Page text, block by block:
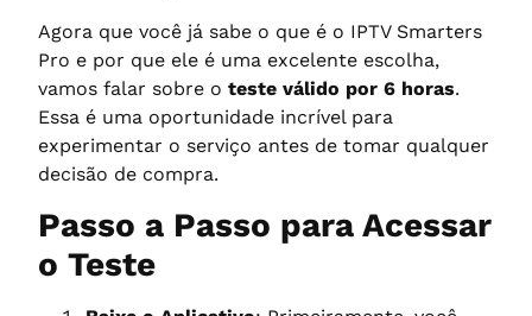
Agora que você já sabe o que é o IPTV Smarters
Pro e por que ele é uma excelente escolha,
vamos falar sobre o teste válido por 6 horas.
Essa é uma oportunidade incrível para
experimentar o serviço antes de tomar qualquer
decisão de compra.
Passo a Passo para Acessar
o Teste